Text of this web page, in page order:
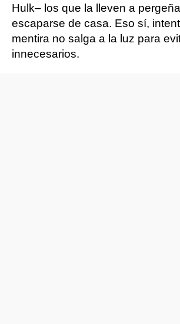
Hulk– los que la lleven a
escaparse de casa. Eso sí,
mentira no salga a la luz para
innecesarios.